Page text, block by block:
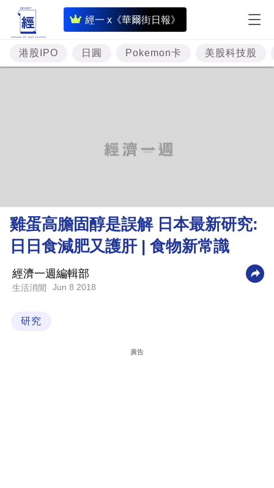
經一 x《華爾街日報》
即
時
財
經
理
財
商
業
科
港股IPO 日圓 Pokemon卡 美股科技股
雞蛋高膽固醇是誤解 日本最新研究:
日日食減肥又護肝 | 食物新常識
經濟一週編輯部
生活消閒 Jun 8 2018
研究
廣告